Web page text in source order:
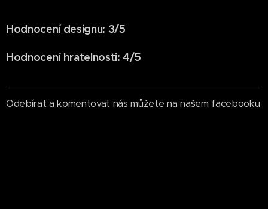
Hodnocení designu: 3/5
Hodnocení hratelnosti: 4/5
Odebírat a komentovat nás můžete na našem facebooku